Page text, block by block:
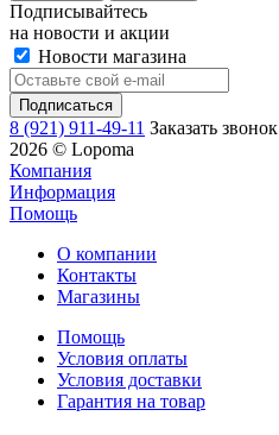
Подписывайтесь
на новости и акции
Новости магазина
8 (921) 911-49-11 Заказать звонок
2026 © Lopoma
Компания
Информация
Помощь
О компании
Контакты
Магазины
Помощь
Условия оплаты
Условия доставки
Гарантия на товар